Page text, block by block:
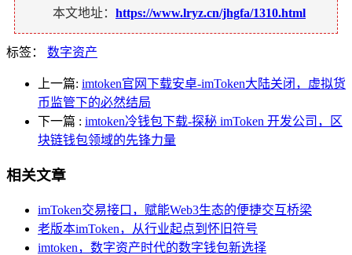
本文地址： https://www.lryz.cn/jhgfa/1310.html
标签： 数字资产
上一篇: imtoken官网下载安卓-imToken大陆关闭，虚拟货
币监管下的必然结局
下一篇 : imtoken冷钱包下载-探秘 imToken 开发公司，区
块链钱包领域的先锋力量
相关文章
imToken交易接口，赋能Web3生态的便捷交互桥梁
老版本imToken，从行业起点到怀旧符号
imtoken，数字资产时代的数字钱包新选择